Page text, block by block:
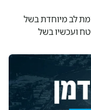
לב מיוחדת בשל
ועכשיו בשל